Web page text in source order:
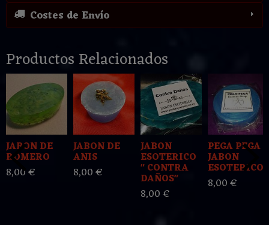
Costes de Envío
Productos Relacionados
JABON DE
ROMERO
8,00 €
JABON DE
ANIS
8,00 €
JABON
ESOTERICO
" CONTRA
DAÑOS"
8,00 €
PEGA PEGA
JABON
ESOTERICO
8,00 €